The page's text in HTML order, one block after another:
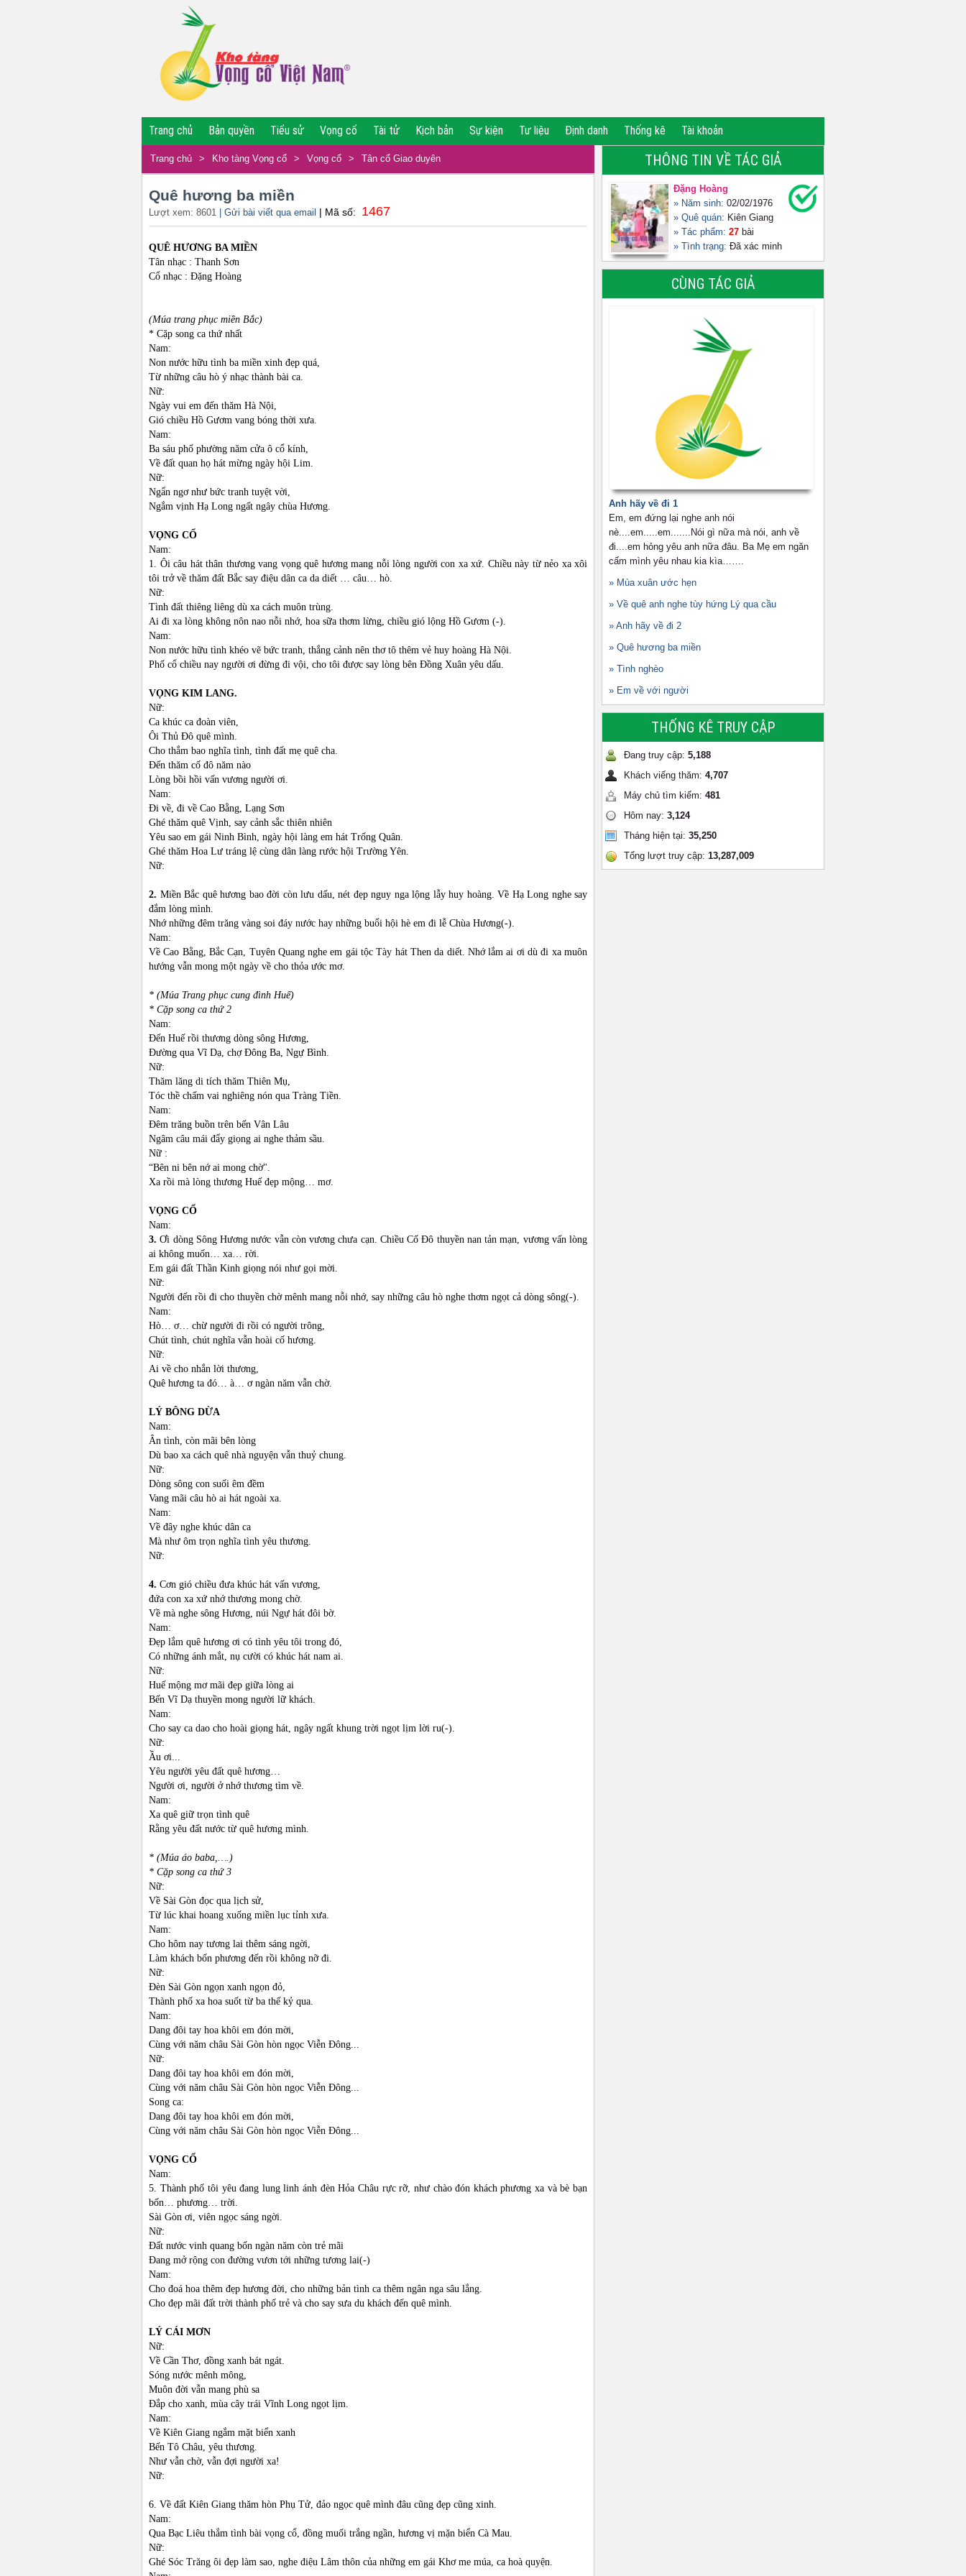
Trang chủ Bản quyền Tiểu sử Vọng cổ Tài tử Kịch bản Sự kiện Tư liệu Định danh Thống kê Tài khoản
Trang chủ > Kho tàng Vọng cổ > Vọng cổ > Tân cổ Giao duyên
Quê hương ba miền
Lượt xem: 8601 | Gửi bài viết qua email | Mã số: 1467
QUÊ HƯƠNG BA MIỀN
Tân nhạc : Thanh Sơn
Cổ nhạc : Đặng Hoàng
(Múa trang phục miền Bắc)
* Cặp song ca thứ nhất
Nam:
Non nước hữu tình ba miền xinh đẹp quá,
Từ những câu hò ý nhạc thành bài ca.
Nữ:
Ngày vui em đến thăm Hà Nội,
Gió chiều Hồ Gươm vang bóng thời xưa.
Nam:
Ba sáu phố phường năm cửa ô cổ kính,
Về đất quan họ hát mừng ngày hội Lim.
Nữ:
Ngẩn ngơ như bức tranh tuyệt vời,
Ngắm vịnh Hạ Long ngất ngây chùa Hương.
VỌNG CỔ
Nam:
1. Ôi câu hát thân thương vang vọng quê hương mang nỗi lòng người con xa xứ. Chiều này từ nẻo xa xôi
tôi trở về thăm đất Bắc say điệu dân ca da diết … câu… hò.
Nữ:
Tình đất thiêng liêng dù xa cách muôn trùng.
Ai đi xa lòng không nôn nao nỗi nhớ, hoa sữa thơm lừng, chiều gió lộng Hồ Gươm (-).
Nam:
Non nước hữu tình khéo vẽ bức tranh, thắng cảnh nên thơ tô thêm vẻ huy hoàng Hà Nội.
Phố cổ chiều nay người ơi đừng đi vội, cho tôi được say lòng bên Đồng Xuân yêu dấu.
VỌNG KIM LANG.
Nữ:
Ca khúc ca đoàn viên,
Ôi Thủ Đô quê mình.
Cho thắm bao nghĩa tình, tình đất mẹ quê cha.
Đến thăm cố đô năm nào
Lòng bồi hồi vấn vương người ơi.
Nam:
Đi về, đi về Cao Bằng, Lạng Sơn
Ghé thăm quê Vịnh, say cảnh sắc thiên nhiên
Yêu sao em gái Ninh Bình, ngày hội làng em hát Trống Quân.
Ghé thăm Hoa Lư tráng lệ cùng dân làng rước hội Trường Yên.
Nữ:
2. Miền Bắc quê hương bao đời còn lưu dấu, nét đẹp nguy nga lộng lẫy huy hoàng. Về Hạ Long nghe say
đắm lòng mình.
Nhớ những đêm trăng vàng soi đáy nước hay những buổi hội hè em đi lễ Chùa Hương(-).
Nam:
Về Cao Bằng, Bắc Cạn, Tuyên Quang nghe em gái tộc Tày hát Then da diết. Nhớ lắm ai ơi dù đi xa muôn
hướng vẫn mong một ngày về cho thỏa ước mơ.
* (Múa Trang phục cung đình Huế)
* Cặp song ca thứ 2
Nam:
Đến Huế rồi thương dòng sông Hương,
Đường qua Vĩ Dạ, chợ Đông Ba, Ngự Bình.
Nữ:
Thăm lăng di tích thăm Thiên Mụ,
Tóc thề chấm vai nghiêng nón qua Tràng Tiền.
Nam:
Đêm trăng buồn trên bến Vân Lâu
Ngâm câu mái đẩy giọng ai nghe thảm sầu.
Nữ :
“Bên ni bên nớ ai mong chờ".
Xa rồi mà lòng thương Huế đẹp mộng… mơ.
VỌNG CỔ
Nam:
3.Ơi dòng Sông Hương nước vẫn còn vương chưa cạn. Chiều Cố Đô thuyền nan tản mạn, vương vấn lòng
ai không muốn… xa… rời.
Em gái đất Thần Kinh giọng nói như gọi mời.
Nữ:
Người đến rồi đi cho thuyền chờ mênh mang nỗi nhớ, say những câu hò nghe thơm ngọt cả dòng sông(-).
Nam:
Hò… ơ… chừ người đi rồi có người trông,
Chút tình, chút nghĩa vẫn hoài cố hương.
Nữ:
Ai về cho nhắn lời thương,
Quê hương ta đó… à… ơ ngàn năm vẫn chờ.
LÝ BÔNG DỪA
Nam:
Ân tình, còn mãi bên lòng
Dù bao xa cách quê nhà nguyện vẫn thuỷ chung.
Nữ:
Dòng sông con suối êm đềm
Vang mãi câu hò ai hát ngoài xa.
Nam:
Về đây nghe khúc dân ca
Mà như ôm trọn nghĩa tình yêu thương.
Nữ:
4. Cơn gió chiều đưa khúc hát vấn vương,
đứa con xa xứ nhớ thương mong chờ.
Về mà nghe sông Hương, núi Ngự hát đôi bờ.
Nam:
Đẹp lắm quê hương ơi có tình yêu tôi trong đó,
Có những ánh mắt, nụ cười có khúc hát nam ai.
Nữ:
Huế mộng mơ mãi đẹp giữa lòng ai
Bến Vĩ Dạ thuyền mong người lữ khách.
Nam:
Cho say ca dao cho hoài giọng hát, ngây ngất khung trời ngọt lịm lời ru(-).
Nữ:
Ầu ơi...
Yêu người yêu đất quê hương…
Người ơi, người ở nhớ thương tìm về.
Nam:
Xa quê giữ trọn tình quê
Rằng yêu đất nước từ quê hương mình.
* (Múa áo baba,….)
* Cặp song ca thứ 3
Nữ:
Về Sài Gòn đọc qua lịch sử,
Từ lúc khai hoang xuống miền lục tỉnh xưa.
Nam:
Cho hôm nay tương lai thêm sáng ngời,
Làm khách bốn phương đến rồi không nỡ đi.
Nữ:
Đèn Sài Gòn ngọn xanh ngọn đỏ,
Thành phố xa hoa suốt từ ba thế kỷ qua.
Nam:
Dang đôi tay hoa khôi em đón mời,
Cùng với năm châu Sài Gòn hòn ngọc Viễn Đông...
Nữ:
Dang đôi tay hoa khôi em đón mời,
Cùng với năm châu Sài Gòn hòn ngọc Viễn Đông...
Song ca:
Dang đôi tay hoa khôi em đón mời,
Cùng với năm châu Sài Gòn hòn ngọc Viễn Đông...
VỌNG CỔ
Nam:
5. Thành phố tôi yêu đang lung linh ánh đèn Hỏa Châu rực rỡ, như chào đón khách phương xa và bè bạn
bốn… phương… trời.
Sài Gòn ơi, viên ngọc sáng ngời.
Nữ:
Đất nước vinh quang bốn ngàn năm còn trẻ mãi
Đang mở rộng con đường vươn tới những tương lai(-)
Nam:
Cho đoá hoa thêm đẹp hương đời, cho những bản tình ca thêm ngân nga sâu lắng.
Cho đẹp mãi đất trời thành phố trẻ và cho say sưa du khách đến quê mình.
LÝ CÁI MƠN
Nữ:
Về Cần Thơ, đồng xanh bát ngát.
Sóng nước mênh mông,
Muôn đời vẫn mang phù sa
Đắp cho xanh, mùa cây trái Vĩnh Long ngọt lịm.
Nam:
Về Kiên Giang ngắm mặt biển xanh
Bến Tô Châu, yêu thương.
Như vẫn chờ, vẫn đợi người xa!
Nữ:
6. Về đất Kiên Giang thăm hòn Phụ Tử, đảo ngọc quê mình đâu cũng đẹp cũng xinh.
Nam:
Qua Bạc Liêu thắm tình bài vọng cổ, đồng muối trắng ngần, hương vị mặn biển Cà Mau.
Nữ:
Ghé Sóc Trăng ôi đẹp làm sao, nghe điệu Lâm thôn của những em gái Khơ me múa, ca hoà quyện.
THÔNG TIN VỀ TÁC GIẢ
Đặng Hoàng
» Năm sinh: 02/02/1976
» Quê quán: Kiên Giang
» Tác phẩm: 27 bài
» Tình trạng: Đã xác minh
CÙNG TÁC GIẢ
Anh hãy về đi 1
Em, em đứng lại nghe anh nói
nè....em.....em.......Nói gì nữa mà nói, anh về
đi....em hỏng yêu anh nữa đâu. Ba Mẹ em ngăn
cấm mình yêu nhau kia kìa…….
» Mùa xuân ước hẹn
» Về quê anh nghe tùy hứng Lý qua cầu
» Anh hãy về đi 2
» Quê hương ba miền
» Tình nghèo
» Em về với người
THỐNG KÊ TRUY CẬP
Đang truy cập: 5,188
Khách viếng thăm: 4,707
Máy chủ tìm kiếm: 481
Hôm nay: 3,124
Tháng hiện tại: 35,250
Tổng lượt truy cập: 13,287,009